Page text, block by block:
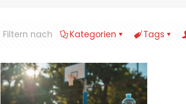
Filtern nach Kategorien Tags